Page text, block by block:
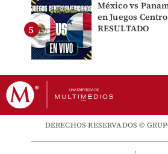
México vs
en Juegos
RESULTADO
DERECHOS RESERVADOS ©